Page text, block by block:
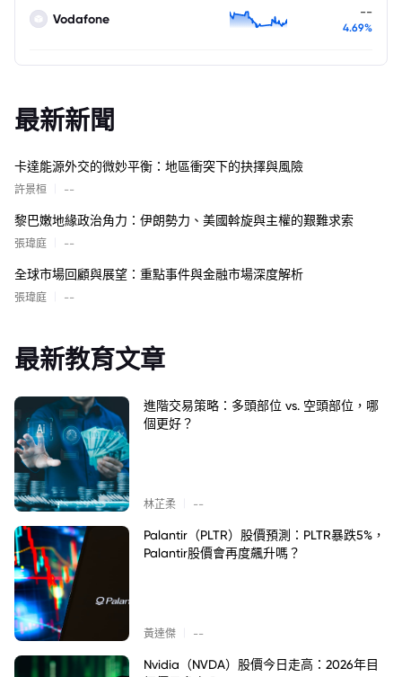
Vodafone --
4.69%
最新新聞
卡達能源外交的微妙平衡：地區衝突下的抉擇與風險
許景桓 --
黎巴嫩地緣政治角力：伊朗勢力、美國斡旋與主權的艱難求索
張瑋庭 --
全球市場回顧與展望：重點事件與金融市場深度解析
張瑋庭 --
最新教育文章
進階交易策略：多頭部位 vs. 空頭部位，哪
個更好？
林芷柔 --
Palantir（PLTR）股價預測：PLTR暴跌5%，
Palantir股價會再度飆升嗎？
黃達傑 --
Nvidia（NVDA）股價今日走高：2026年目